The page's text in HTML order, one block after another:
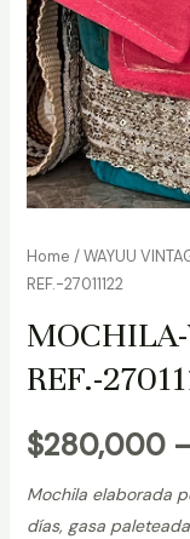
Home /WAYUU
REF.-27011122
REF.-
$280,000
Mochila elaborada
días, gasa